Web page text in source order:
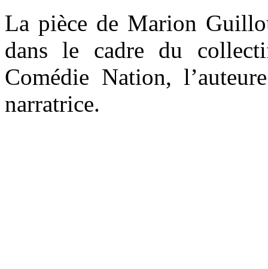
La pièce de Marion
dans le cadre du
Comédie Nation,
narratrice.